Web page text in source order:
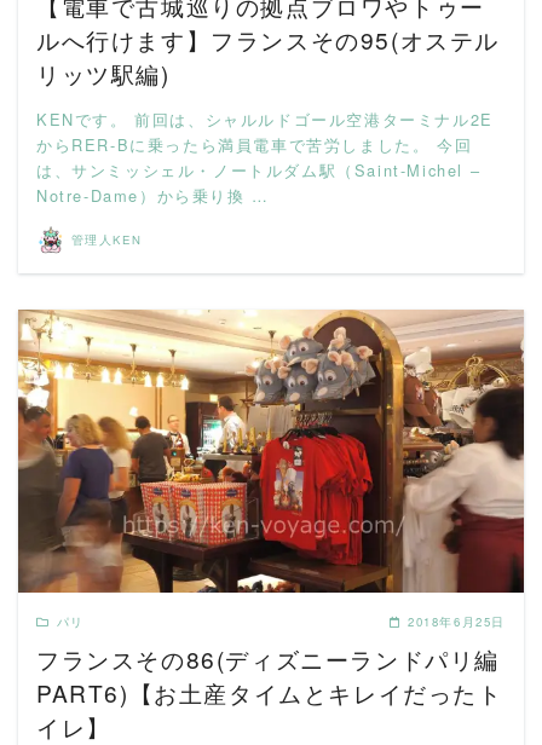
ルへ行けます】フランスその95(オステル
リッツ駅編)
KENです。 前回は、シャルルドゴール空港ターミナル2E
からRER-Bに乗ったら満員電車で苦労しました。 今回
は、サンミッシェル・ノートルダム駅（Saint-Michel –
Notre-Dame）から乗り換 …
管理人KEN
READ MORE
パリ 2018年6月25日
フランスその86(ディズニーランドパリ編
PART6)【お土産タイムとキレイだったト
イレ】